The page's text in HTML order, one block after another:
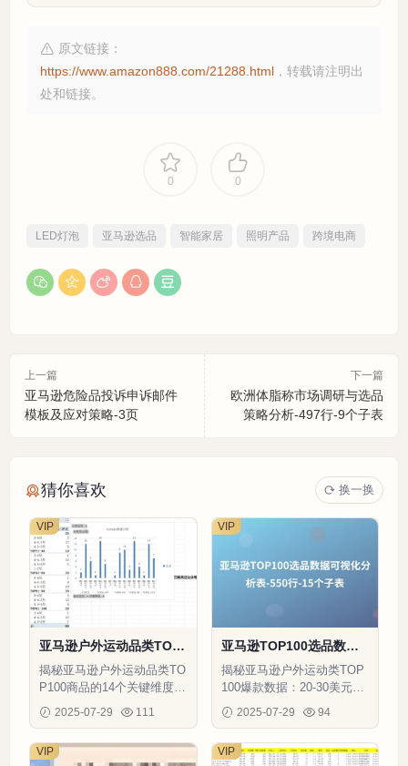
原文链接：
https://www.amazon888.com/21288.html ，转载请注明出
处和链接。
0 0
LED灯泡 亚马逊选品 智能家居 照明产品 跨境电商
上一篇
亚马逊危险品投诉申诉邮件
模板及应对策略-3页
下一篇
欧洲体脂称市场调研与选品
策略分析-497行-9个子表
猜你喜欢 换一换
亚马逊户外运动品类TOP
100选品数据分析表-552
行-15个子表
揭秘亚马逊户外运动品类TO
P100商品的14个关键维度数
据，含价格带、评分、物流
方式等爆款特征分析
2025-07-29 111
VIP
亚马逊TOP100选品数据
可视化分析表-550行-15个
子表
揭秘亚马逊户外运动类TOP
100爆款数据：20-30美元价
格带商品贡献67%销量，4.5
星以上评分占比32%
2025-07-29 94
VIP
VIP VIP